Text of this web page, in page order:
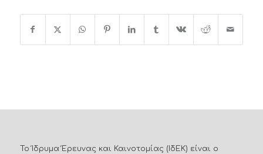
Το Ίδρυμα Έρευνας και Καινοτομίας (ΙδΕΚ) είναι ο